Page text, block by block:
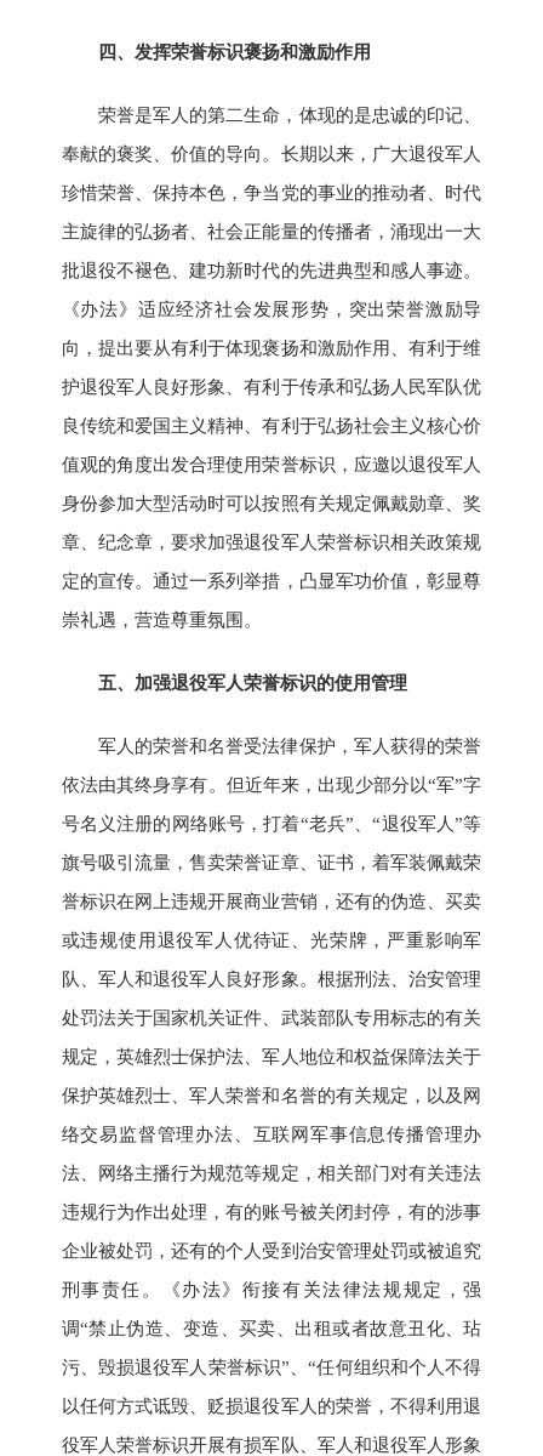
四、发挥荣誉标识褒扬和激励作用
荣誉是军人的第二生命，体现的是忠诚的印记、
奉献的褒奖、价值的导向。长期以来，广大退役军人
珍惜荣誉、保持本色，争当党的事业的推动者、时代
主旋律的弘扬者、社会正能量的传播者，涌现出一大
批退役不褪色、建功新时代的先进典型和感人事迹。
《办法》适应经济社会发展形势，突出荣誉激励导
向，提出要从有利于体现褒扬和激励作用、有利于维
护退役军人良好形象、有利于传承和弘扬人民军队优
良传统和爱国主义精神、有利于弘扬社会主义核心价
值观的角度出发合理使用荣誉标识，应邀以退役军人
身份参加大型活动时可以按照有关规定佩戴勋章、奖
章、纪念章，要求加强退役军人荣誉标识相关政策规
定的宣传。通过一系列举措，凸显军功价值，彰显尊
崇礼遇，营造尊重氛围。
五、加强退役军人荣誉标识的使用管理
军人的荣誉和名誉受法律保护，军人获得的荣誉
依法由其终身享有。但近年来，出现少部分以“军”字
号名义注册的网络账号，打着“老兵”、“退役军人”等
旗号吸引流量，售卖荣誉证章、证书，着军装佩戴荣
誉标识在网上违规开展商业营销，还有的伪造、买卖
或违规使用退役军人优待证、光荣牌，严重影响军
队、军人和退役军人良好形象。根据刑法、治安管理
处罚法关于国家机关证件、武装部队专用标志的有关
规定，英雄烈士保护法、军人地位和权益保障法关于
保护英雄烈士、军人荣誉和名誉的有关规定，以及网
络交易监督管理办法、互联网军事信息传播管理办
法、网络主播行为规范等规定，相关部门对有关违法
违规行为作出处理，有的账号被关闭封停，有的涉事
企业被处罚，还有的个人受到治安管理处罚或被追究
刑事责任。《办法》衔接有关法律法规规定，强
调“禁止伪造、变造、买卖、出租或者故意丑化、玷
污、毁损退役军人荣誉标识”、“任何组织和个人不得
以任何方式诋毁、贬损退役军人的荣誉，不得利用退
役军人荣誉标识开展有损军队、军人和退役军人形象